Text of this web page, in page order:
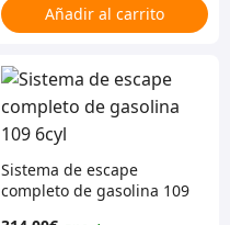
Añadir al carrito
Sistema de escape
completo de gasolina 109